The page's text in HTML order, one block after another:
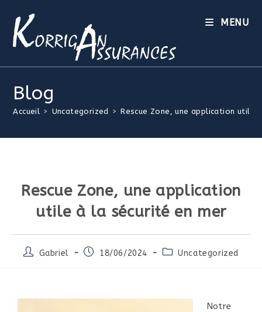
MENU
Blog
Accueil > Uncategorized > Rescue Zone, une application utile
Rescue Zone, une application
utile à la sécurité en mer
Gabriel 18/06/2024 Uncategorized
Notre